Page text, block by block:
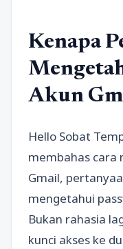
Kenapa
Akun
Hello Sobat
membahas cara
Gmail,
mengetahui
Bukan rahasia
kunci akses ke